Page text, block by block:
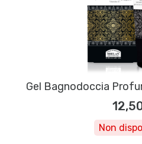
Gel Bagnodoccia
Non